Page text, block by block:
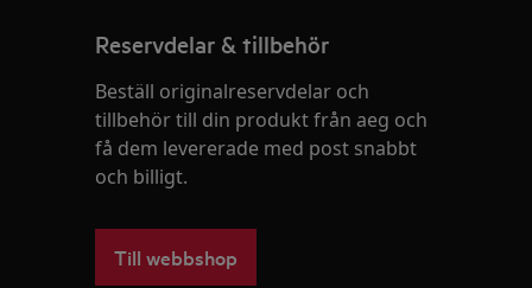
Reservdelar & tillbehör
Beställ originalreservdelar och
tillbehör till din produkt från aeg och
få dem levererade med post snabbt
och billigt.
Till webbshop